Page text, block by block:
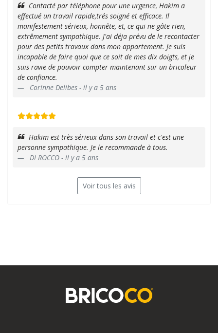
Contacté par téléphone pour une urgence, Hakim a
effectué un travail rapide,trés soigné et efficace. Il
manifestement sérieux, honnête, et, ce qui ne gâte rien,
extrêmement sympathique. J'ai déja prévu de le recontacter
pour des petits travaux dans mon appartement. Je suis
incapable de faire quoi que ce soit de mes dix doigts, et je
suis ravie de pouvoir compter maintenant sur un bricoleur
de confiance.
Corinne Delibes - il y a 5 ans
Hakim est très sérieux dans son travail et c'est une
personne sympathique. Je le recommande à tous.
DI ROCCO - il y a 5 ans
Voir tous les avis